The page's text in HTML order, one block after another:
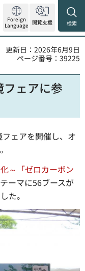
Foreign
Language 閲覧支援 検索
更新日：2026年6月9日
ページ番号：39225
ェアに参
ェアを開催し、オ
～「ゼロカーボン
ーマに56ブースが
た。